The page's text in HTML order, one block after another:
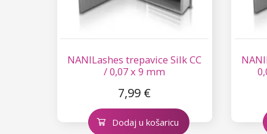
NANILashes trepavice Silk CC
/ 0,07 x 9 mm
7,99 €
Dodaj u košaricu